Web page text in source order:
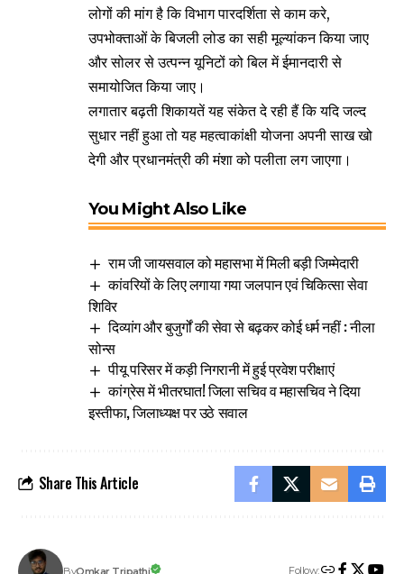
लोगों की मांग है कि विभाग पारदर्शिता से काम करे,
उपभोक्ताओं के बिजली लोड का सही मूल्यांकन किया जाए
और सोलर से उत्पन्न यूनिटों को बिल में ईमानदारी से
समायोजित किया जाए।
लगातार बढ़ती शिकायतें यह संकेत दे रही हैं कि यदि जल्द
सुधार नहीं हुआ तो यह महत्वाकांक्षी योजना अपनी साख खो
देगी और प्रधानमंत्री की मंशा को पलीता लग जाएगा।
You Might Also Like
राम जी जायसवाल को महासभा में मिली बड़ी जिम्मेदारी
कांवरियों के लिए लगाया गया जलपान एवं चिकित्सा सेवा
शिविर
दिव्यांग और बुजुर्गों की सेवा से बढ़कर कोई धर्म नहीं : नीला
सोन्स
पीयू परिसर में कड़ी निगरानी में हुई प्रवेश परीक्षाएं
कांग्रेस में भीतरघात! जिला सचिव व महासचिव ने दिया
इस्तीफा, जिलाध्यक्ष पर उठे सवाल
Share This Article
ByOmkar Tripathi Follow: